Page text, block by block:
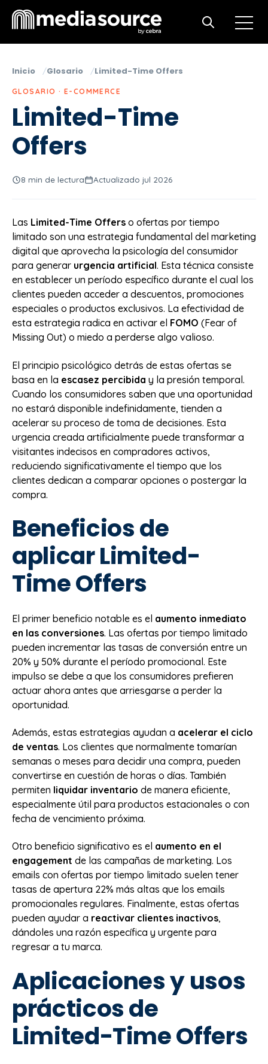
Open
Open search
Inicio Glosario Limited-Time Offers
GLOSARIO · E-COMMERCE
Limited-Time
Offers
8 min de lectura Actualizado jul 2026
Las Limited-Time Offers o ofertas por tiempo
limitado son una estrategia fundamental del marketing
digital que aprovecha la psicología del consumidor
para generar urgencia artificial. Esta técnica consiste
en establecer un período específico durante el cual los
clientes pueden acceder a descuentos, promociones
especiales o productos exclusivos. La efectividad de
esta estrategia radica en activar el FOMO (Fear of
Missing Out) o miedo a perderse algo valioso.
El principio psicológico detrás de estas ofertas se
basa en la escasez percibida y la presión temporal.
Cuando los consumidores saben que una oportunidad
no estará disponible indefinidamente, tienden a
acelerar su proceso de toma de decisiones. Esta
urgencia creada artificialmente puede transformar a
visitantes indecisos en compradores activos,
reduciendo significativamente el tiempo que los
clientes dedican a comparar opciones o postergar la
compra.
Beneficios de
aplicar Limited-
Time Offers
El primer beneficio notable es el aumento inmediato
en las conversiones. Las ofertas por tiempo limitado
pueden incrementar las tasas de conversión entre un
20% y 50% durante el período promocional. Este
impulso se debe a que los consumidores prefieren
actuar ahora antes que arriesgarse a perder la
oportunidad.
Además, estas estrategias ayudan a acelerar el ciclo
de ventas. Los clientes que normalmente tomarían
semanas o meses para decidir una compra, pueden
convertirse en cuestión de horas o días. También
permiten liquidar inventario de manera eficiente,
especialmente útil para productos estacionales o con
fecha de vencimiento próxima.
Otro beneficio significativo es el aumento en el
engagement de las campañas de marketing. Los
emails con ofertas por tiempo limitado suelen tener
tasas de apertura 22% más altas que los emails
promocionales regulares. Finalmente, estas ofertas
pueden ayudar a reactivar clientes inactivos,
dándoles una razón específica y urgente para
regresar a tu marca.
Aplicaciones y usos
prácticos de
Limited-Time Offers